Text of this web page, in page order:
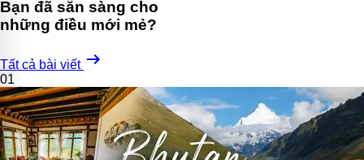
Bạn đã sẵn sàng cho
những điều mới mẻ?
Tất cả bài viết arrow_right_alt
01